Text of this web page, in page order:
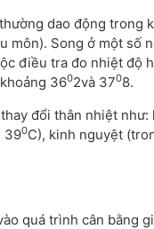
dao động trong
môn). Song ở một số
điều tra đo nhiệt độ
3602và 3708.
đổi thân nhiệt
390C), kinh nguyệt
quá trình cân bằng